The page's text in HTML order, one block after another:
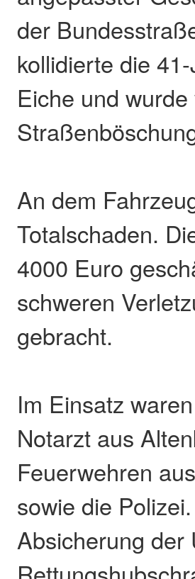
der
kollidierte die
Eiche und
An dem
Totalschaden.
4000 Euro
schweren
gebracht.
Im Einsatz
Notarzt aus
Feuerwehren
sowie die
Absicherung der